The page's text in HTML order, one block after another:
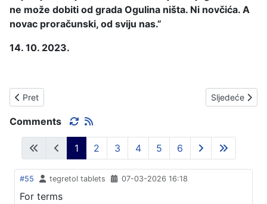
ne može dobiti od grada Ogulina ništa. Ni novčića. A
novac proračunski, od sviju nas.”
14. 10. 2023.
Prethodni članak: JOŠ MALO O PARKU.
Pret Sljedeći
Sljedeće
Comments
1 2 3 4 5 6
#55 tegretol tablets 07-03-2026 16:18
For terms